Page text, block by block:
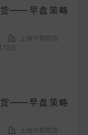
货——早盘策略
上海中期期货
12 页
货——早盘策略
上海中期期货